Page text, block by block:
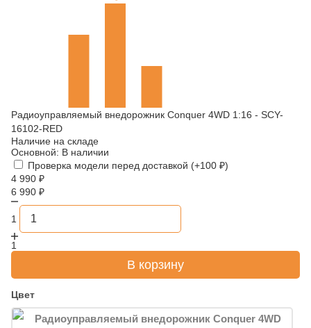
Радиоуправляемый внедорожник Conquer 4WD 1:16 - SCY-
16102-RED
Наличие на складе
Основной: В наличии
Проверка модели перед доставкой (+100 ₽)
4 990 ₽
6 990 ₽
1
1
В корзину
Цвет